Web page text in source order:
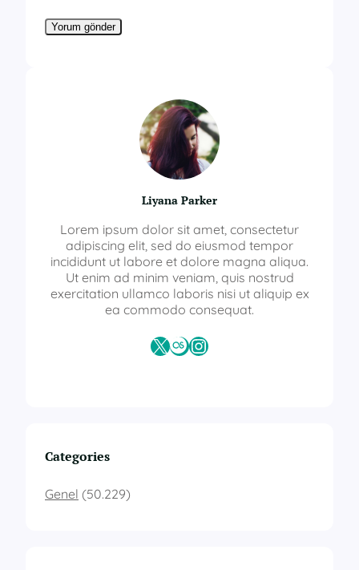
Liyana Parker
Lorem ipsum dolor sit amet, consectetur
adipiscing elit, sed do eiusmod tempor
incididunt ut labore et dolore magna aliqua.
Ut enim ad minim veniam, quis nostrud
exercitation ullamco laboris nisi ut aliquip ex
ea commodo consequat.
X Last.fmInstagram
Categories
Genel (50.229)